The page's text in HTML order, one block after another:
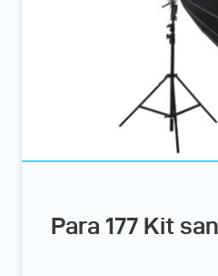
Para 177 Kit